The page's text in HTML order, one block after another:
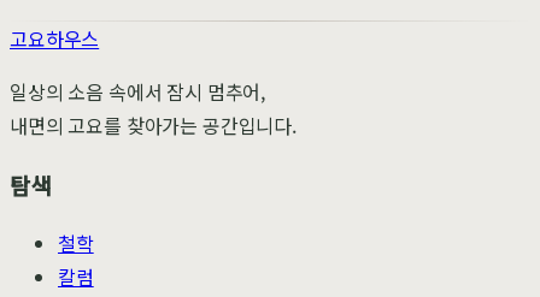
고요하우스
일상의 소음 속에서 잠시 멈추어,
내면의 고요를 찾아가는 공간입니다.
탐색
철학
칼럼